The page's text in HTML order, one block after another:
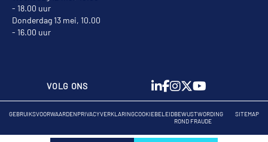
- 18.00 uur
Donderdag 13 mei, 10.00
- 16.00 uur
VOLG ONS
GEBRUIKSVOORWAARDENPRIVACYVERKLARINGCOOKIEBELEIDBEWUSTWORDING
ROND FRAUDE
SITEMAP